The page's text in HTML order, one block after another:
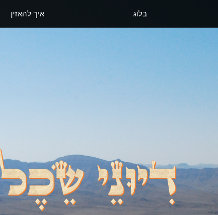
בלוג איך להאזין
דיוני